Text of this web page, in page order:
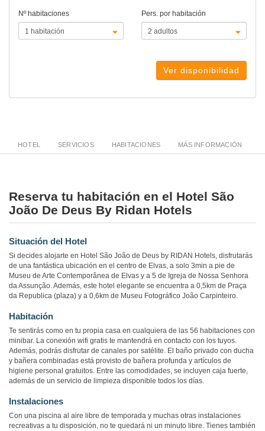
Nº habitaciones Pers. por habitación
Ver disponibilidad
HOTEL SERVICIOS HABITACIONES MÁS INFORMACIÓN
Reserva tu habitación en el Hotel São
João De Deus By Ridan Hotels
Situación del Hotel
Si decides alojarte en Hotel São João de Deus by RIDAN Hotels, disfrutarás
de una fantástica ubicación en el centro de Elvas, a solo 3min a pie de
Museu de Arte Contemporânea de Elvas y a 5 de Igreja de Nossa Senhora
da Assunção. Además, este hotel elegante se encuentra a 0,5km de Praça
da Republica (plaza) y a 0,6km de Museu Fotográfico João Carpinteiro.
Habitación
Te sentirás como en tu propia casa en cualquiera de las 56 habitaciones con
minibar. La conexión wifi gratis te mantendrá en contacto con los tuyos.
Además, podrás disfrutar de canales por satélite. El baño privado con ducha
y bañera combinadas está provisto de bañera profunda y artículos de
higiene personal gratuitos. Entre las comodidades, se incluyen caja fuerte,
además de un servicio de limpieza disponible todos los días.
Instalaciones
Con una piscina al aire libre de temporada y muchas otras instalaciones
recreativas a tu disposición, no te quedará ni un minuto libre. Tienes también